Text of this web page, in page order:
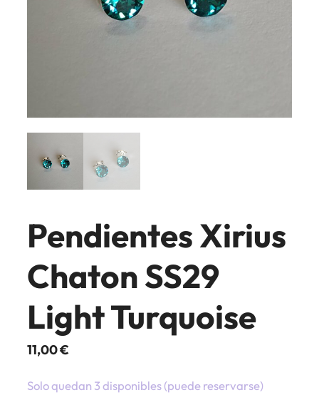
Pendientes Xirius
Chaton SS29
Light Turquoise
11,00€
Solo quedan 3 disponibles (puede reservarse)